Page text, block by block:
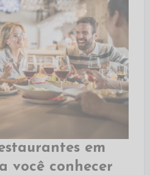
em
você conhecer